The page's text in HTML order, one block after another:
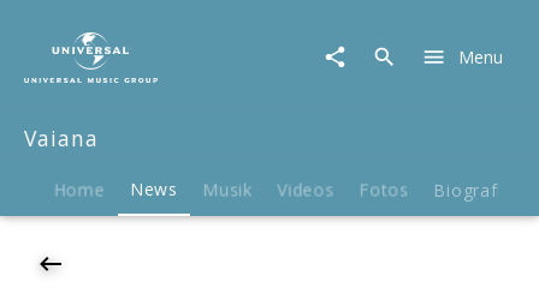
27
Sprachen
Menu
Vaiana
Home News Musik Videos Fotos Biografie